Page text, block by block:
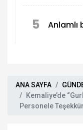
5 Anlamlı
ANA SAYFA
Kemaliye’de
Personele Teşekkür